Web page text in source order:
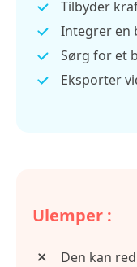
Tilbyder
Integrer en
Sørg for et
Eksporter
Ulemper :
Den kan